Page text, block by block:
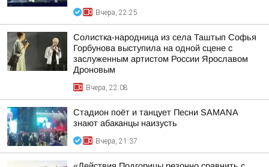
Вчера, 22:25
Солистка-народница из села Таштып Софья
Горбунова выступила на одной сцене с
заслуженным артистом России Ярославом
Дроновым
Вчера, 22:08
Стадион поёт и танцует Песни SAMANA
знают абаканцы наизусть
Вчера, 21:37